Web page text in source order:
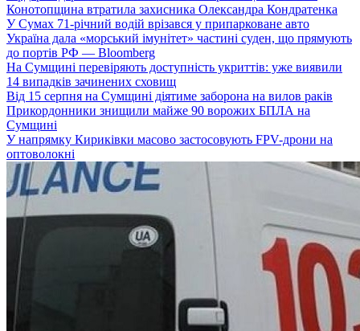
Конотопщина втратила захисника Олександра Кондратенка
У Сумах 71-річний водій врізався у припарковане авто
Україна дала «морський імунітет» частині суден, що прямують
до портів РФ — Bloomberg
На Сумщині перевіряють доступність укриттів: уже виявили
14 випадків зачинених сховищ
Від 15 серпня на Сумщині діятиме заборона на вилов раків
Прикордонники знищили майже 90 ворожих БПЛА на
Сумщині
У напрямку Кириківки масово застосовують FPV-дрони на
оптоволокні